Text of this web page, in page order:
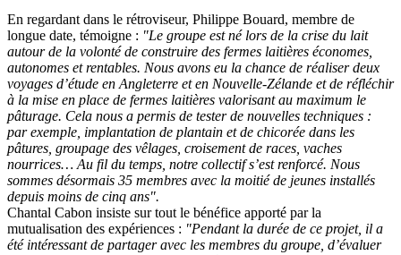
En regardant dans le rétroviseur, Philippe Bouard, membre de
longue date, témoigne : "Le groupe est né lors de la crise du lait
autour de la volonté de construire des fermes laitières économes,
autonomes et rentables. Nous avons eu la chance de réaliser deux
voyages d’étude en Angleterre et en Nouvelle-Zélande et de réfléchir
à la mise en place de fermes laitières valorisant au maximum le
pâturage. Cela nous a permis de tester de nouvelles techniques :
par exemple, implantation de plantain et de chicorée dans les
pâtures, groupage des vêlages, croisement de races, vaches
nourrices… Au fil du temps, notre collectif s’est renforcé. Nous
sommes désormais 35 membres avec la moitié de jeunes installés
depuis moins de cinq ans".
Chantal Cabon insiste sur tout le bénéfice apporté par la
mutualisation des expériences : "Pendant la durée de ce projet, il a
été intéressant de partager avec les membres du groupe, d’évaluer